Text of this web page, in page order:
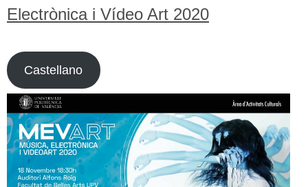
Electrònica i Vídeo Art 2020
Castellano